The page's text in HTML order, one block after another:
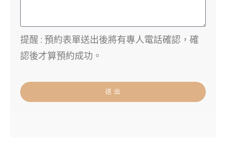
提醒 : 預約表單送出後將有專人電話確認，確
認後才算預約成功。
送 出